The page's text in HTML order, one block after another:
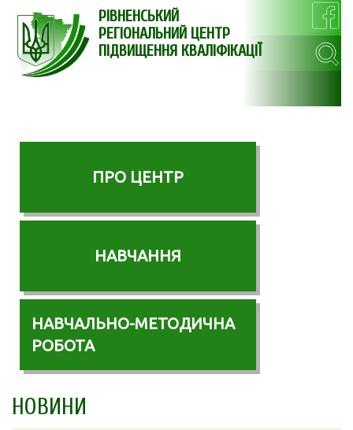
РІВНЕНСЬКИЙ
РЕГІОНАЛЬНИЙ ЦЕНТР
ПІДВИЩЕННЯ КВАЛІФІКАЦІЇ
ПРО ЦЕНТР
НАВЧАННЯ
НАВЧАЛЬНО-МЕТОДИЧНА
РОБОТА
НОВИНИ